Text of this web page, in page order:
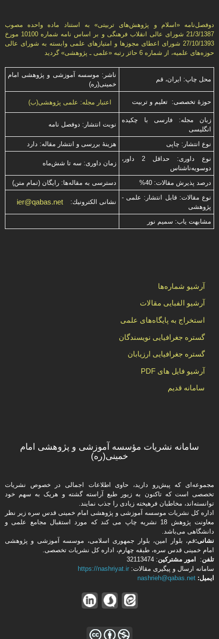
دوفصل‌نامه «اسلام و پژوهش‌های تربيتی» به استناد ماده واحده مصوب
21/3/1387 شورای عالی انقلاب فرهنگی و بر اساس نامه شماره 10100 مورخ
27/10/1393 شورای اعطای مجوزها و امتيازهای علمی وابسته به شورای عالی
حوزه‌های علميه، از شماره 6 حائز رتبه «علمی ـ پژوهشی» گرديد
محل چاپ: ایران، قم
ناشر: موسسه آموزشی و پژوهشی امام
خمینی(ره)
حوزۀ تخصصی: تعلیم و تربیت اعتبار مجله: علمی پژوهشی(ب)
زبان مجله: فارسی با چكیده
انگلیسی
نوبت انتشار: دوفصل نامه
نوع انتشار: چاپی
هزینۀ بررسی و انتشار مقاله: دارد
نوع داوری: حداقل 2 داور،
دوسویه‌ناشناس
زمان داوری: سه تا شش‌ماه
درصد پذیرش مقالات: 40%
دسترسی به مقاله‌ها: رایگان (تمام متن)
نوع مقالات: قابل انتشار: علمی -
پژوهشی
نشانی الكترونیك: ier@qabas.net
مشابهت ياب: سميم نور
آرشیو شماره‌ها
آرشیو الفبایی مقالات
استخراج به پایگاه‌های علمی
گستره جغرافیایی نویسندگان
گستره جغرافیایی ارزیابان
آرشیو فایل های PDF
سامانه قدیم
سامانه نشریات مؤسسه آموزشی و پژوهشی امام
خمینی(ره)
مجموعه‌ای که پیش‌رو دارید،‌ حاوی اطلاعات اجمالی در خصوص نشریات
تخصصی است که تاکنون به زیور طبع آراسته گشته و هریک به سهم خود
توانسته‌اند، مخاطبان فرهیخته‌ زیادی را جذب نمایند.
اداره كل نشریات موسسه آموزشی و پژوهشی امام خمینی قدس سره زیر نظر
معاونت پژوهش 18 نشریه چاپ می کند که مورد استقبال مجامع علمی و
دانشگاهی می‌باشد.
نشانی:قم، بلوار امین، بلوار جمهوری اسلامی، موسسه آموزشی و پژوهشی
امام خمینی قدس سره، طبقه چهارم، اداره كل نشریات تخصصی.
تلفن: امور مشتركین: 32113474
سامانه ارسال و پیگیری مقالات: https://nashriyat.ir
ایمیل: nashrieh@qabas.net